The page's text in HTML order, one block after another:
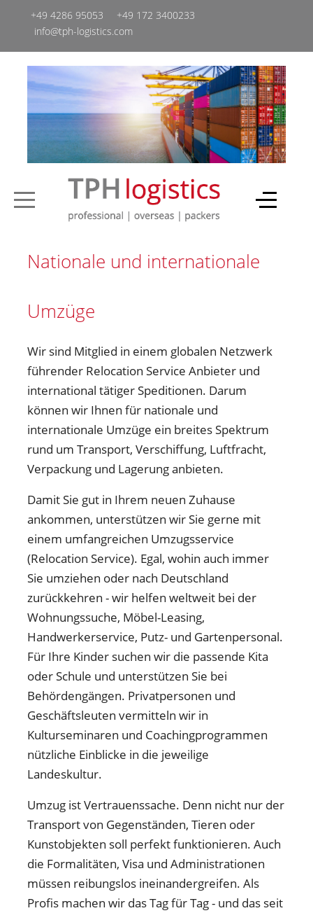
+49 4286 95053
+49 ‭172 3400233‬
info@tph-logistics.com
Nationale und internationale
Umzüge
Wir sind Mitglied in einem globalen Netzwerk
führender Relocation Service Anbieter und
international tätiger Speditionen. Darum
können wir Ihnen für nationale und
internationale Umzüge ein breites Spektrum
rund um Transport, Verschiffung, Luftfracht,
Verpackung und Lagerung anbieten.
Damit Sie gut in Ihrem neuen Zuhause
ankommen, unterstützen wir Sie gerne mit
einem umfangreichen Umzugsservice
(Relocation Service). Egal, wohin auch immer
Sie umziehen oder nach Deutschland
zurückkehren - wir helfen weltweit bei der
Wohnungssuche, Möbel-Leasing,
Handwerkerservice, Putz- und Gartenpersonal.
Für Ihre Kinder suchen wir die passende Kita
oder Schule und unterstützen Sie bei
Behördengängen. Privatpersonen und
Geschäftsleuten vermitteln wir in
Kulturseminaren und Coachingprogrammen
nützliche Einblicke in die jeweilige
Landeskultur.
Umzug ist Vertrauenssache. Denn nicht nur der
Transport von Gegenständen, Tieren oder
Kunstobjekten soll perfekt funktionieren. Auch
die Formalitäten, Visa und Administrationen
müssen reibungslos ineinandergreifen. Als
Profis machen wir das Tag für Tag - und das seit